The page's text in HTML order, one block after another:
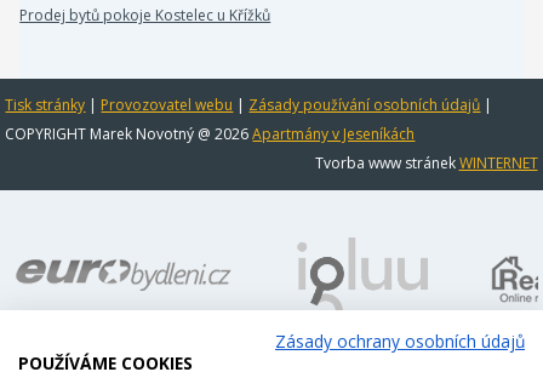
Prodej bytů pokoje Kostelec u Křížků
Tisk stránky | Provozovatel webu | Zásady používání osobních údajů |
COPYRIGHT Marek Novotný @ 2026Apartmány v Jeseníkách
Tvorba www stránekWINTERNET
Zásady ochrany osobních údajů
POUŽÍVÁME COOKIES